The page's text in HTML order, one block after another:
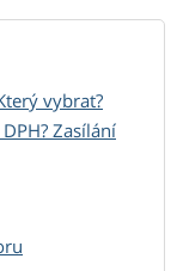
vybrat?
Zasílání